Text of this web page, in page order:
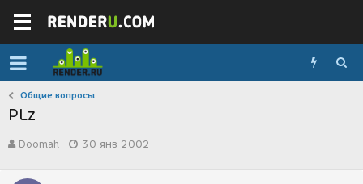
Общие вопросы
PLz
в
о
Doomah
а
30 янв 2002